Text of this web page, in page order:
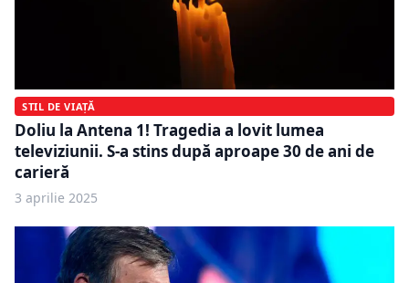
STIL DE VIAȚĂ
Doliu la Antena 1! Tragedia a lovit lumea
televiziunii. S-a stins după aproape 30 de ani de
carieră
3 aprilie 2025